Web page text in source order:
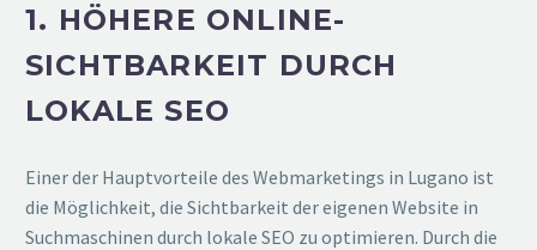
1. HÖHERE ONLINE-
SICHTBARKEIT DURCH
LOKALE SEO
Einer der Hauptvorteile des Webmarketings in Lugano ist
die Möglichkeit, die Sichtbarkeit der eigenen Website in
Suchmaschinen durch lokale SEO zu optimieren. Durch die